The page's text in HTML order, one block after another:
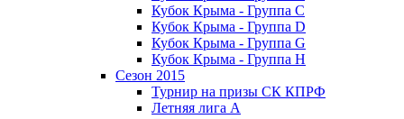
Кубок Крыма - Группа C
Кубок Крыма - Группа D
Кубок Крыма - Группа G
Кубок Крыма - Группа H
Сезон 2015
Турнир на призы СК КПРФ
Летняя лига А